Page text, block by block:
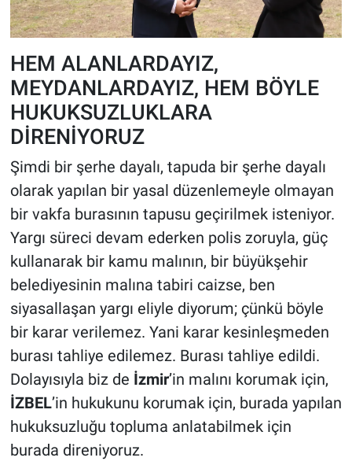
HEM ALANLARDAYIZ,
MEYDANLARDAYIZ, HEM BÖYLE
HUKUKSUZLUKLARA
DİRENİYORUZ
Şimdi bir şerhe dayalı, tapuda bir şerhe dayalı
olarak yapılan bir yasal düzenlemeyle olmayan
bir vakfa burasının tapusu geçirilmek isteniyor.
Yargı süreci devam ederken polis zoruyla, güç
kullanarak bir kamu malının, bir büyükşehir
belediyesinin malına tabiri caizse, ben
siyasallaşan yargı eliyle diyorum; çünkü böyle
bir karar verilemez. Yani karar kesinleşmeden
burası tahliye edilemez. Burası tahliye edildi.
Dolayısıyla biz de İzmir’in malını korumak için,
İZBEL’in hukukunu korumak için, burada yapılan
hukuksuzluğu topluma anlatabilmek için
burada direniyoruz.